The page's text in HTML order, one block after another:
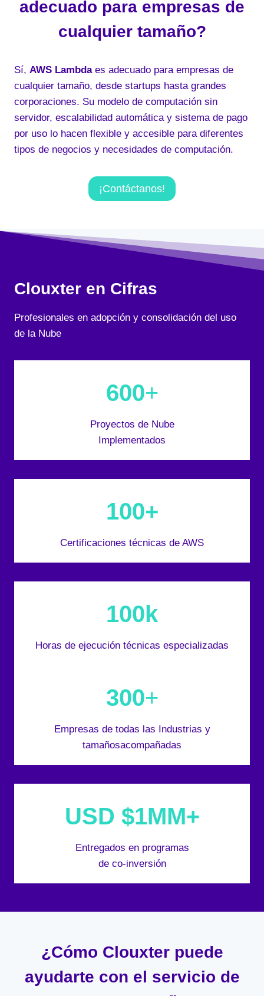
adecuado para empresas de
cualquier tamaño?
Sí, AWS Lambdaes adecuado para empresas de
cualquier tamaño, desde startups hasta grandes
corporaciones. Su modelo de computación sin
servidor, escalabilidad automática y sistema de pago
por uso lo hacen flexible y accesible para diferentes
tipos de negocios y necesidades de computación.
¡Contáctanos!
Clouxter en Cifras
Profesionales en adopción y consolidación del uso
de la Nube
600+
Proyectos de Nube
Implementados
100+
Certificaciones técnicas de AWS
100k
Horas de ejecución técnicas especializadas
300+
Empresas de todas las Industrias y
tamañosacompañadas
USD $1MM+
Entregados en programas
de co-inversión
¿Cómo Clouxter puede
ayudarte con el servicio de